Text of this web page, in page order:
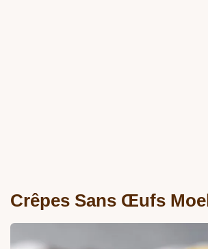
Crêpes Sans Œufs